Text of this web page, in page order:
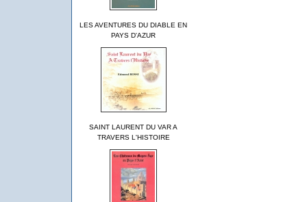
LES AVENTURES DU DIABLE EN
PAYS D'AZUR
SAINT LAURENT DU VAR A
TRAVERS L'HISTOIRE